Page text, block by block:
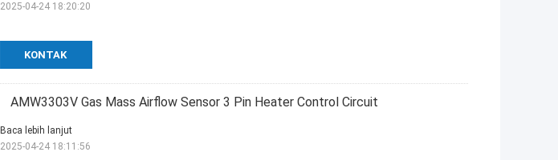
KONTAK
2025-04-24 18:20:20
AMW3303V Gas Mass Airflow Sensor 3 Pin Heater Control Circuit
Baca lebih lanjut
2025-04-24 18:11:56